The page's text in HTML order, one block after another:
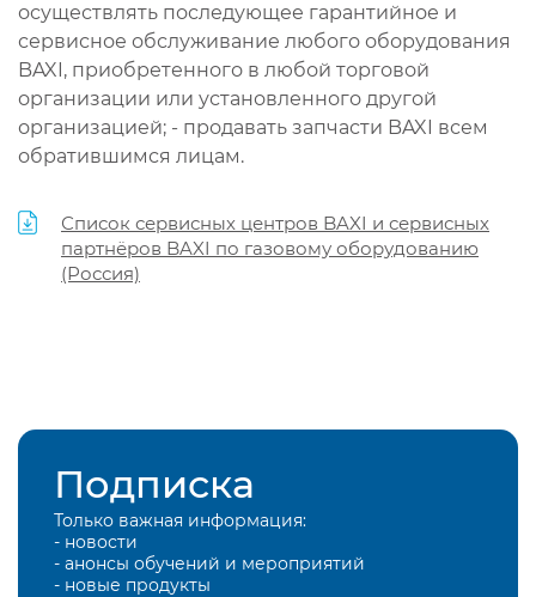
осуществлять последующее гарантийное и
сервисное обслуживание любого оборудования
BAXI, приобретенного в любой торговой
организации или установленного другой
организацией; - продавать запчасти BAXI всем
обратившимся лицам.
Список сервисных центров BAXI и сервисных
партнёров BAXI по газовому оборудованию
(Россия)
Подписка
Только важная информация:
- новости
- анонсы обучений и мероприятий
- новые продукты